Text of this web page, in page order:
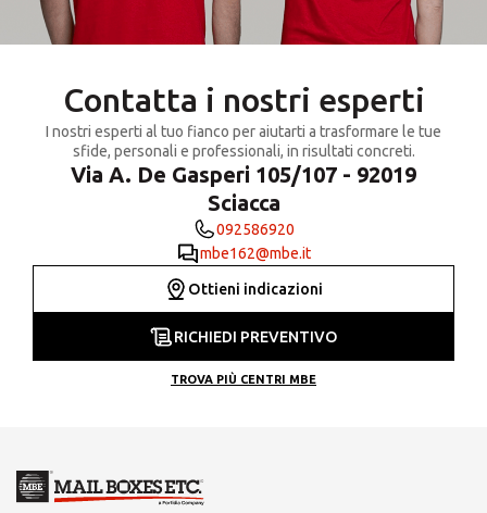
Contatta i nostri esperti
I nostri esperti al tuo fianco per aiutarti a trasformare le tue
sfide, personali e professionali, in risultati concreti.
Via A. De Gasperi 105/107 - 92019
Sciacca
092586920
mbe162@mbe.it
Ottieni indicazioni
RICHIEDI PREVENTIVO
TROVA PIÙ CENTRI MBE